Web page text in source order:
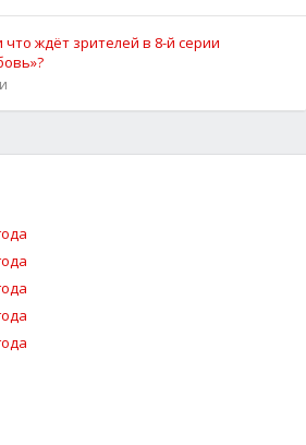
ждёт зрителей в 8-й серии